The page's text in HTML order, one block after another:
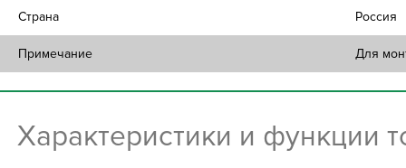
Страна Россия
Примечание Для
Характеристики и функции